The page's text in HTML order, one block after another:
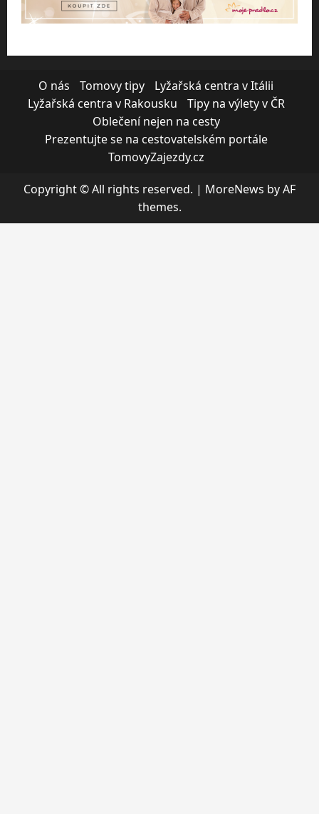
O nás Tomovy tipy
Lyžařská centra v Itálii
Lyžařská centra v Rakousku
Tipy na výlety v ČR
Oblečení nejen na cesty
Prezentujte se na cestovatelském portále
TomovyZajezdy.cz
Copyright © All rights reserved. | MoreNews by AF
themes.